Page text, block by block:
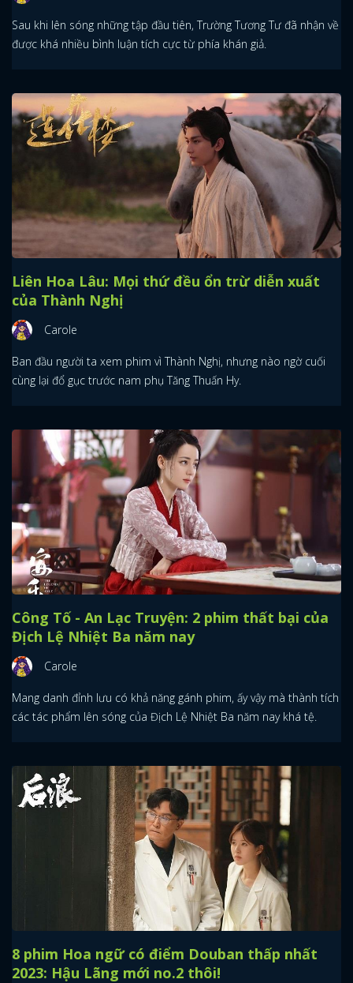
Sau khi lên sóng những tập đầu tiên, Trường Tương Tư đã nhận về
được khá nhiều bình luận tích cực từ phía khán giả.
Liên Hoa Lâu: Mọi thứ đều ổn trừ diễn xuất
của Thành Nghị
Carole
Ban đầu người ta xem phim vì Thành Nghị, nhưng nào ngờ cuối
cùng lại đổ gục trước nam phụ Tăng Thuấn Hy.
Công Tố - An Lạc Truyện: 2 phim thất bại của
Địch Lệ Nhiệt Ba năm nay
Carole
Mang danh đỉnh lưu có khả năng gánh phim, ấy vậy mà thành tích
các tác phẩm lên sóng của Địch Lệ Nhiệt Ba năm nay khá tệ.
8 phim Hoa ngữ có điểm Douban thấp nhất
2023: Hậu Lãng mới no.2 thôi!